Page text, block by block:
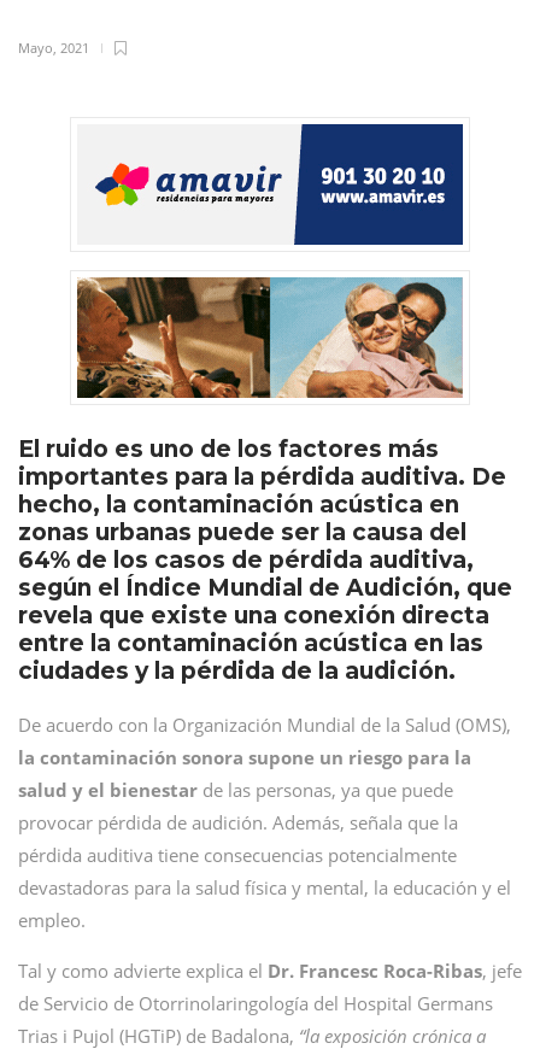
Mayo, 2021
El ruido es uno de los factores más
importantes para la pérdida auditiva. De
hecho, la contaminación acústica en
zonas urbanas puede ser la causa del
64% de los casos de pérdida auditiva,
según el Índice Mundial de Audición, que
revela que existe una conexión directa
entre la contaminación acústica en las
ciudades y la pérdida de la audición.
De acuerdo con la Organización Mundial de la Salud (OMS),
la contaminación sonora supone un riesgo para la
salud y el bienestar de las personas, ya que puede
provocar pérdida de audición. Además, señala que la
pérdida auditiva tiene consecuencias potencialmente
devastadoras para la salud física y mental, la educación y el
empleo.
Tal y como advierte explica el Dr. Francesc Roca-Ribas, jefe
de Servicio de Otorrinolaringología del Hospital Germans
Trias i Pujol (HGTiP) de Badalona, “la exposición crónica a